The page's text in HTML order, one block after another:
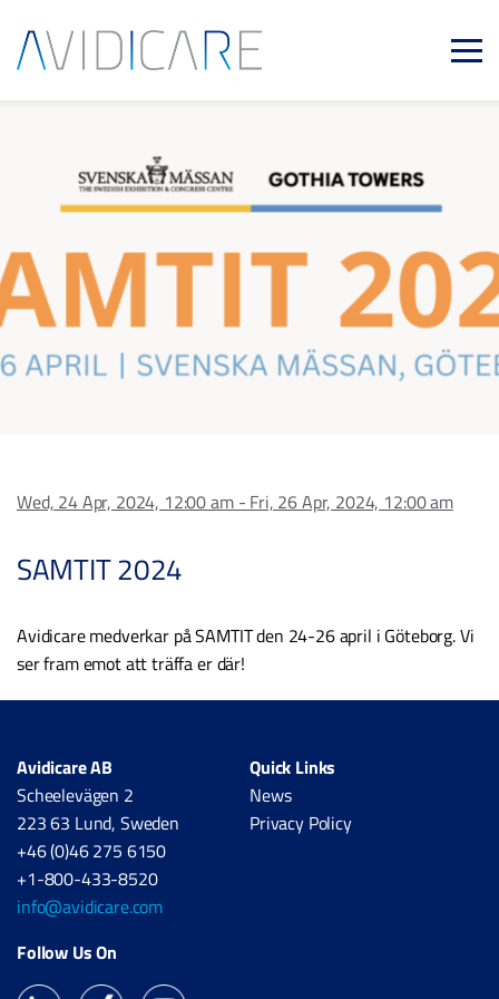
Wed, 24 Apr, 2024, 12:00 am - Fri, 26 Apr, 2024, 12:00 am
SAMTIT 2024
Avidicare medverkar på SAMTIT den 24-26 april i Göteborg. Vi
ser fram emot att träffa er där!
Avidicare AB
Scheelevägen 2
223 63 Lund, Sweden
+46 (0)46 275 6150
+1-800-433-8520
info@avidicare.com
Quick Links
News
Privacy Policy
Follow Us On